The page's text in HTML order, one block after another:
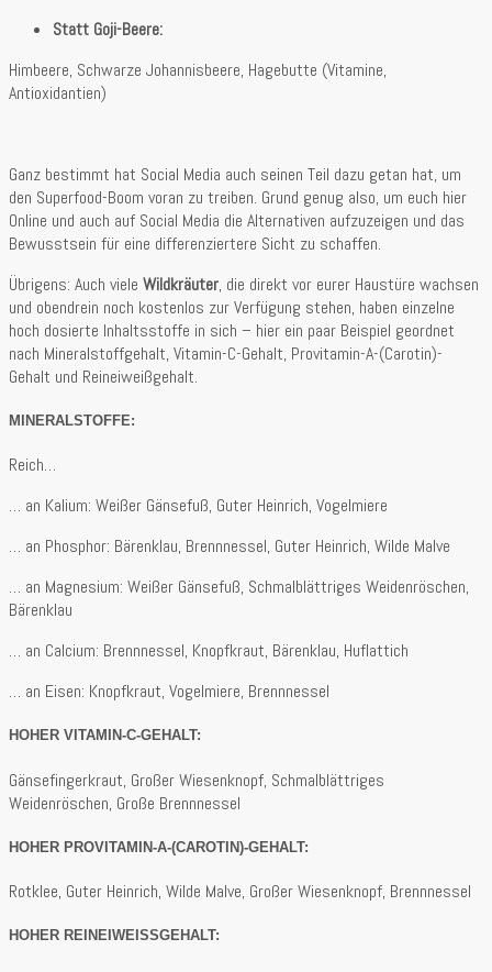
Statt Goji-Beere:
Himbeere, Schwarze Johannisbeere, Hagebutte (Vitamine,
Antioxidantien)
Ganz bestimmt hat Social Media auch seinen Teil dazu getan hat, um
den Superfood-Boom voran zu treiben. Grund genug also, um euch hier
Online und auch auf Social Media die Alternativen aufzuzeigen und das
Bewusstsein für eine differenziertere Sicht zu schaffen.
Übrigens: Auch viele Wildkräuter, die direkt vor eurer Haustüre wachsen
und obendrein noch kostenlos zur Verfügung stehen, haben einzelne
hoch dosierte Inhaltsstoffe in sich – hier ein paar Beispiel geordnet
nach Mineralstoffgehalt, Vitamin-C-Gehalt, Provitamin-A-(Carotin)-
Gehalt und Reineiweißgehalt.
MINERALSTOFFE:
Reich…
… an Kalium: Weißer Gänsefuß, Guter Heinrich, Vogelmiere
… an Phosphor: Bärenklau, Brennnessel, Guter Heinrich, Wilde Malve
… an Magnesium: Weißer Gänsefuß, Schmalblättriges Weidenröschen,
Bärenklau
… an Calcium: Brennnessel, Knopfkraut, Bärenklau, Huflattich
… an Eisen: Knopfkraut, Vogelmiere, Brennnessel
HOHER VITAMIN-C-GEHALT:
Gänsefingerkraut, Großer Wiesenknopf, Schmalblättriges
Weidenröschen, Große Brennnessel
HOHER PROVITAMIN-A-(CAROTIN)-GEHALT:
Rotklee, Guter Heinrich, Wilde Malve, Großer Wiesenknopf, Brennnessel
HOHER REINEIWEISSGEHALT: